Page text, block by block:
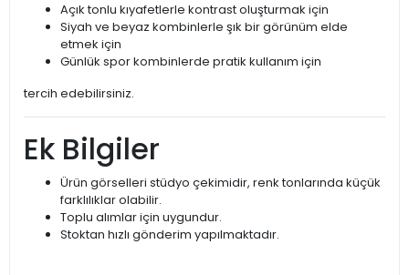
Açık tonlu kıyafetlerle kontrast oluşturmak için
Siyah ve beyaz kombinlerle şık bir görünüm elde
etmek için
Günlük spor kombinlerde pratik kullanım için
tercih edebilirsiniz.
Ek Bilgiler
Ürün görselleri stüdyo çekimidir, renk tonlarında küçük
farklılıklar olabilir.
Toplu alımlar için uygundur.
Stoktan hızlı gönderim yapılmaktadır.